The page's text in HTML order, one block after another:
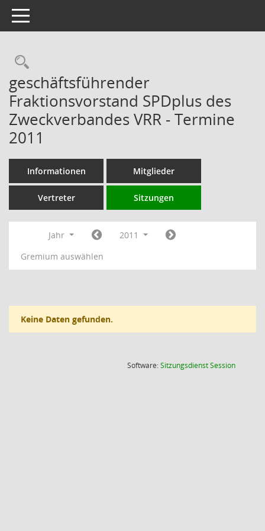
Toggle navigation
Rechercheauswahl
geschäftsführender
Fraktionsvorstand SPDplus des
Zweckverbandes VRR - Termine
2011
Informationen Mitglieder
Vertreter Sitzungen
Jahr
2011
Gremium auswählen
Keine Daten gefunden.
Software:SitzungsdienstSession(Wird in